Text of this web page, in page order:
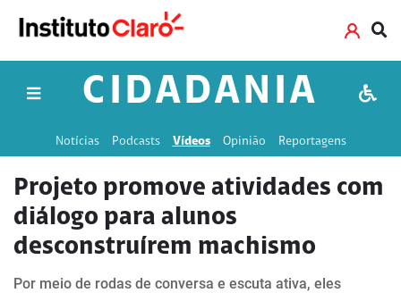
CIDADANIA
Notícias Podcasts Vídeos Opinião Reportagens
Projeto promove atividades com
diálogo para alunos
desconstruírem machismo
Por meio de rodas de conversa e escuta ativa, eles